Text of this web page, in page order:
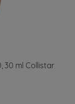
30 ml Collistar